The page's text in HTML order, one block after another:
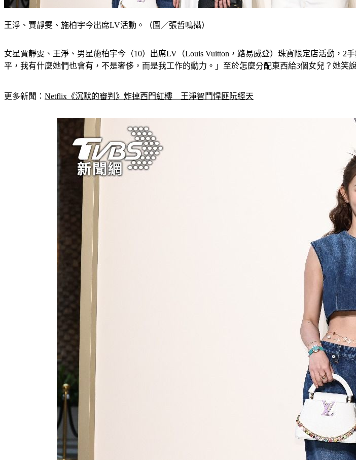
王淨、賈靜雯、施柏宇今出席LV活動。（圖／張哲鳴攝）
女星賈靜雯、王淨、男星施柏宇今（10）出席LV（Louis Vuitton，路易威登）珠寶限定店活動，
平，我有什麼她們也會有，不是奢侈，而是我工作的動力。」至於怎麼分配東西給3個女兒？她笑
更多新聞： Netflix《沉默的審判》炸掉西門紅樓　王淨智鬥悍匪阮經天